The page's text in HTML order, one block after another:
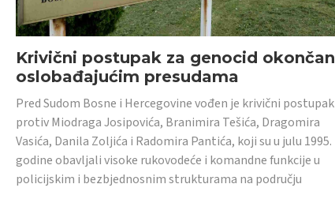
Krivični postupak za genocid okončan
oslobađajućim presudama
Pred Sudom Bosne i Hercegovine vođen je krivični postupak
protiv Miodraga Josipovića, Branimira Tešića, Dragomira
Vasića, Danila Zoljića i Radomira Pantića, koji su u julu 1995.
godine obavljali visoke rukovodeće i komandne funkcije u
policijskim i bezbjednosnim strukturama na području